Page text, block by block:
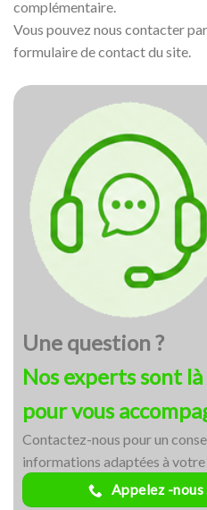
complémentaire.
Vous pouvez nous contacter
formulaire de contact du site.
Une question ?
Nos experts sont là
pour vous
Contactez-nous pour un
informations adaptées à
Appelez -nous